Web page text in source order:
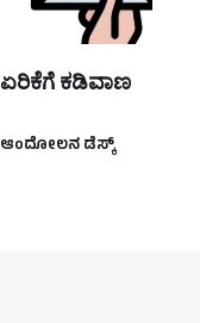
ಏರಿಕೆಗೆ ಕಡಿವಾಣ
ಆಂದೋಲನ ಡೆಸ್ಕ್